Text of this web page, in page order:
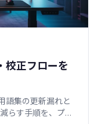
校正フローを
語集の更新漏れと
らす手順を、プロ